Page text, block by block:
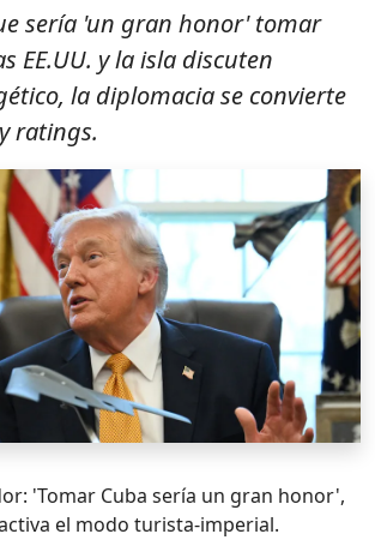
sería 'un gran honor' tomar
EE.UU. y la isla discuten
la diplomacia se convierte
ratings.
'Tomar Cuba sería un gran honor',
el modo turista-imperial.